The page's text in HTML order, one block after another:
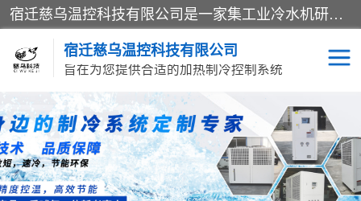
宿迁慈乌温控科技有限公司是一家集工业冷水机研发、制造、营销、服务于一体的技术生产型企业，经营范围包括：冷水机、螺杆式冷水机组、工业冷水机、水冷式冷水机、风冷式冷水机组、风冷螺杆式冷冻机组、冷冻机、注塑专用冷水机、混泥土专用冷水机、低温防爆冷水机组等。专业温控设备供应商 模温机/冷水机/导热油炉定制服务等
宿迁慈乌温控科技有限公司
旨在为您提供合适的加热制冷控制系统
冷水机 模温机
导热油加热器